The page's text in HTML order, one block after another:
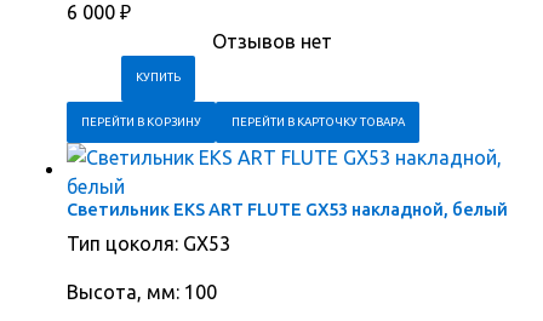
6 000 ₽
Отзывов нет
ПЕРЕЙТИ В КОРЗИНУ ПЕРЕЙТИ В КАРТОЧКУ ТОВАРА
Светильник EKS ART FLUTE GX53 накладной, белый
Тип цоколя: GX53
Высота, мм: 100